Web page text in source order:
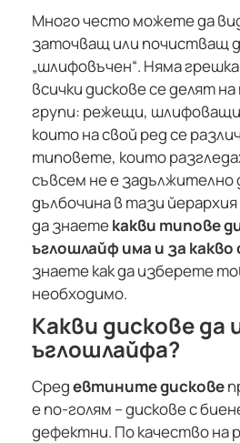
Много често можете да
заточващ или почистващ
„шлифовъчен“. Няма
всички дискове се делят
групи: режещи,
които на свой ред се
типовете, които
съвсем не е задължително
дълбочина в тази
да знаетекакви типове
ъглошлайф има и за
знаете как да изберете
необходимо.
Какви дискове да
ъглошлайфа?
Средевтините дискове
е по-голям – дискове с
дефектни. По качество на